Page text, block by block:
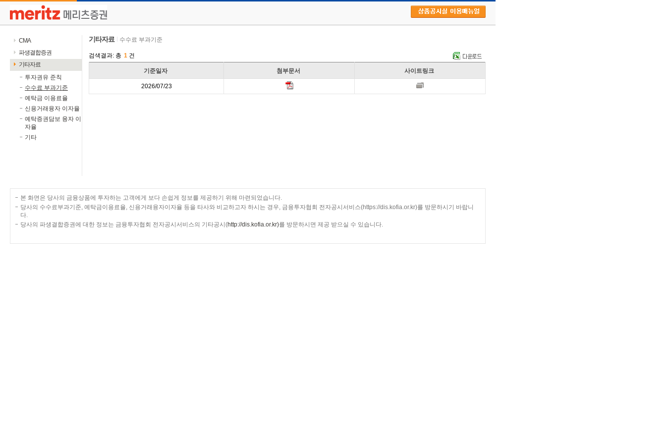
CMA
파생결합증권
기타자료
투자권유 준칙
수수료 부과기준
예탁금 이용료율
신용거래융자 이자율
예탁증권담보 융자 이
자율
기타
기타자료 수수료 부과기준
검색결과: 총 1 건
기준일자 첨부문서 사이트링크
2026/07/23 1e8761fba739f672-6a59347119eda3e768b-4488-20260723160555.pdf
/fsfile/report/distribution/2026/2RA0300 메리츠증권 수수료율(26.07.23).pdf
본 화면은 당사의 금융상품에 투자하는 고객에게 보다 손쉽게 정보를 제공하기 위해 마련되었습니다.
당사의 수수료부과기준, 예탁금이용료율, 신용거래융자이자율 등을 타사와 비교하고자 하시는 경우, 금융투자협회 전자공시서비스(https://dis.kofia.or.kr)를 방문하시기 바랍니
다.
당사의 파생결합증권에 대한 정보는 금융투자협회 전자공시서비스의 기타공시(http://dis.kofia.or.kr)를 방문하시면 제공 받으실 수 있습니다.